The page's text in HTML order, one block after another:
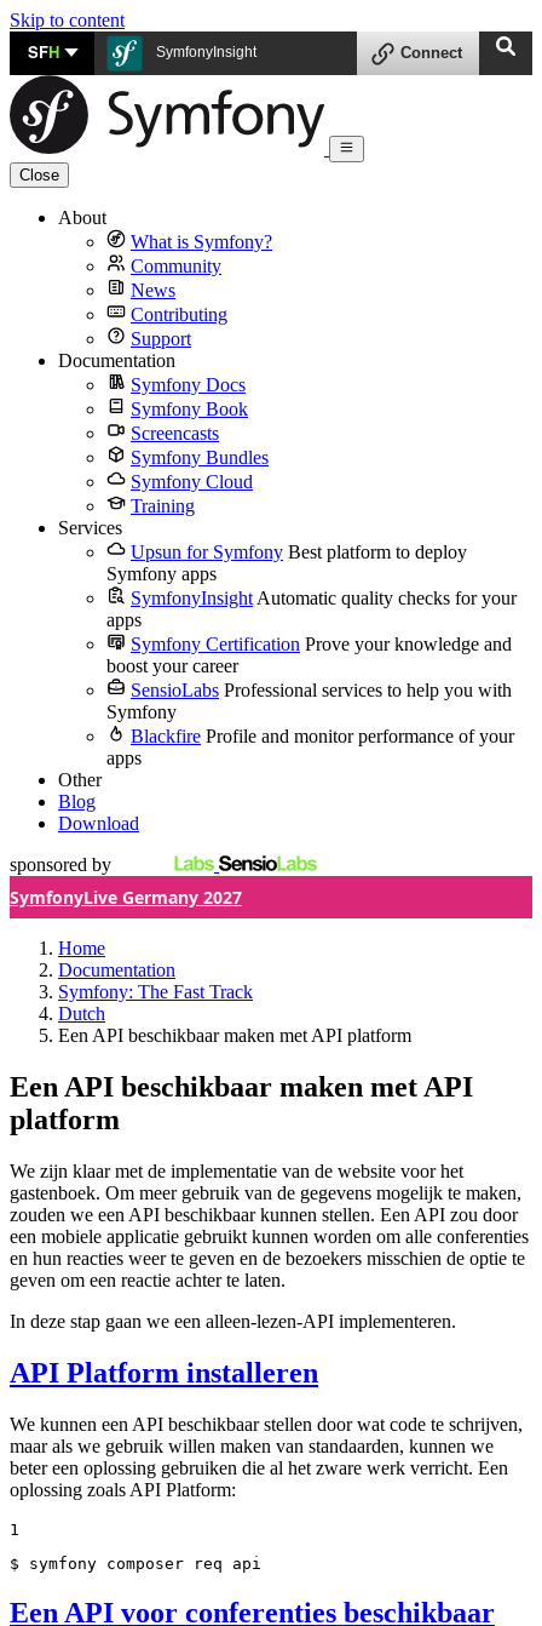
Skip to content
SFH SymfonyInsight Connect
Close
About
What is Symfony?
Community
News
Contributing
Support
Documentation
Symfony Docs
Symfony Book
Screencasts
Symfony Bundles
Symfony Cloud
Training
Services
Upsun for Symfony Best platform to deploy
Symfony apps
SymfonyInsight Automatic quality checks for your
apps
Symfony Certification Prove your knowledge and
boost your career
SensioLabs Professional services to help you with
Symfony
Blackfire Profile and monitor performance of your
apps
Other
Blog
Download
sponsored by
SymfonyLive Germany 2027
Home
Documentation
Symfony: The Fast Track
Dutch
Een API beschikbaar maken met API platform
Een API beschikbaar maken met API
platform
We zijn klaar met de implementatie van de website voor het
gastenboek. Om meer gebruik van de gegevens mogelijk te maken,
zouden we een API beschikbaar kunnen stellen. Een API zou door
een mobiele applicatie gebruikt kunnen worden om alle conferenties
en hun reacties weer te geven en de bezoekers misschien de optie te
geven om een reactie achter te laten.
In deze stap gaan we een alleen-lezen-API implementeren.
API Platform installeren
We kunnen een API beschikbaar stellen door wat code te schrijven,
maar als we gebruik willen maken van standaarden, kunnen we
beter een oplossing gebruiken die al het zware werk verricht. Een
oplossing zoals API Platform:
1
$ symfony composer req api
Een API voor conferenties beschikbaar